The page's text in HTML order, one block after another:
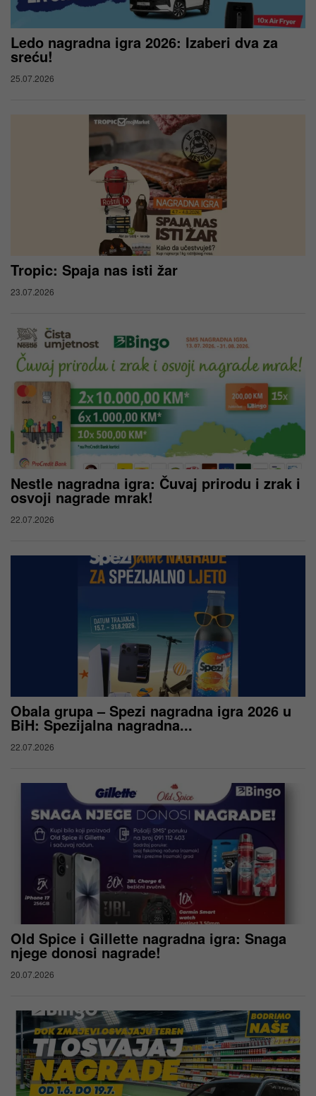
Ledo nagradna igra 2026: Izaberi dva za
sreću!
25.07.2026
Tropic: Spaja nas isti žar
23.07.2026
Nestle nagradna igra: Čuvaj prirodu i zrak i
osvoji nagrade mrak!
22.07.2026
Obala grupa – Spezi nagradna igra 2026 u
BiH: Spezijalna nagradna...
22.07.2026
Old Spice i Gillette nagradna igra: Snaga
njege donosi nagrade!
20.07.2026